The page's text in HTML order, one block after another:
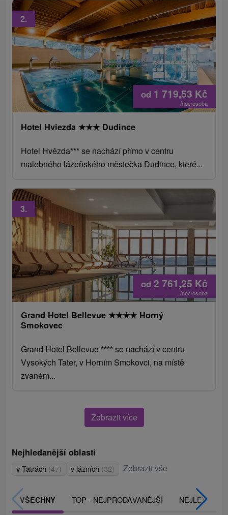
od 1 719,53 Kč
/noc/osoba
2.
Hotel Hviezda ★★★ Dudince
Hotel Hvězda*** se nachází přímo v centru
malebného lázeňského městečka Dudince, které...
od 2 761,25 Kč
/noc/osoba
3.
Grand Hotel Bellevue ★★★★ Horný
Smokovec
Grand Hotel Bellevue **** se nachází v centru
Vysokých Tater, v Horním Smokovci, na místě
zvaném...
Zobrazit více
Nejhledanější oblasti
v Tatrách (47) v lázních (32) Zobrazit vše
VŠECHNY TOP - NEJPRODÁVANĚJŠÍ NEJLEVNĚJŠÍ